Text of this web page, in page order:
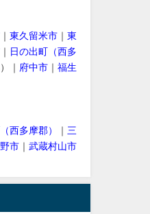
｜ 東久留米市｜ 東
｜ 日の出町（西多
｜ 府中市｜ 福生
西多摩郡） ｜ 三
市｜ 武蔵村山市